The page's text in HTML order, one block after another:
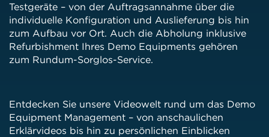
Testgeräte – von der Auftragsannahme über die
individuelle Konfiguration und Auslieferung bis hin
zum Aufbau vor Ort. Auch die Abholung inklusive
Refurbishment Ihres Demo Equipments gehören
zum Rundum-Sorglos-Service.
Entdecken Sie unsere Videowelt rund um das Demo
Equipment Management – von anschaulichen
Erklärvideos bis hin zu persönlichen Einblicken